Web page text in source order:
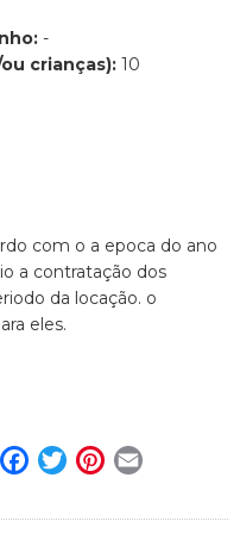
-
crianças): 10
com o a epoca do ano
a contratação dos
da locação. o
eles.
Telegram
Facebook
TwitterPinterest